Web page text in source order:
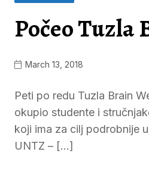
Počeo Tuzla
March 13, 2018
Peti po redu Tuzla Brain
okupio studente i
koji ima za cilj podrobnije
UNTZ – […]